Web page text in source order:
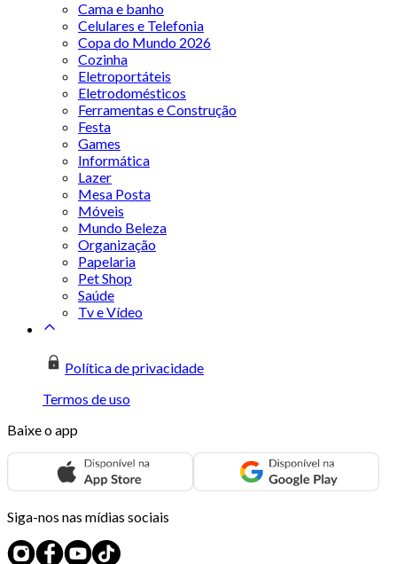
Cama e banho
Celulares e Telefonia
Copa do Mundo 2026
Cozinha
Eletroportáteis
Eletrodomésticos
Ferramentas e Construção
Festa
Games
Informática
Lazer
Mesa Posta
Móveis
Mundo Beleza
Organização
Papelaria
Pet Shop
Saúde
Tv e Vídeo
Política de privacidade
Termos de uso
Baixe o app
Siga-nos nas mídias sociais